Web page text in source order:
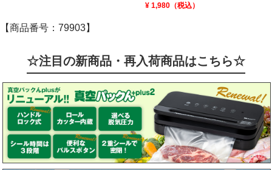
¥ 1,980（税込）
【商品番号：79903】
☆注目の新商品・再入荷商品はこちら☆